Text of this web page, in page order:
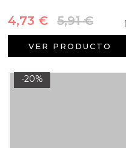
4,73 € 5,91 €
VER PRODUCTO
-20%